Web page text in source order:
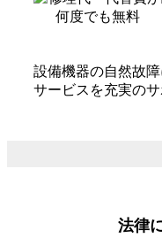
設備機器の自然故
サービスを充実の
法律